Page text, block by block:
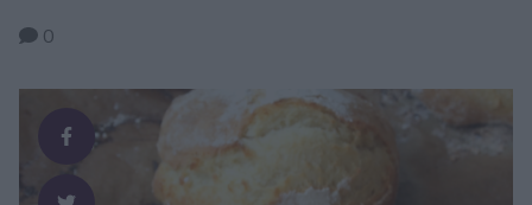
rulla, då trycker man bara ut smeten på ett bakplåtspapper
snygga också. Jag …
0